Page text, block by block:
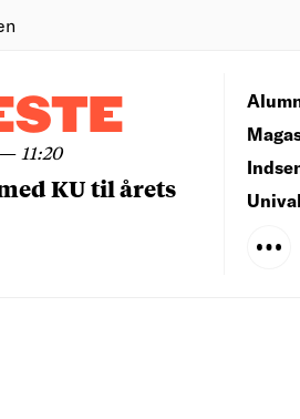
— 11:20
KU til årets